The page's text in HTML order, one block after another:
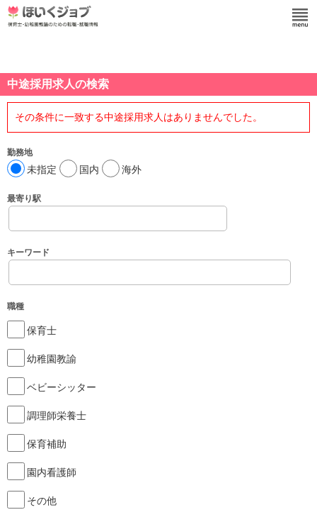
中途採用求人の検索
その条件に一致する中途採用求人はありませんでした。
勤務地
未指定 国内 海外
最寄り駅
キーワード
職種
保育士
幼稚園教諭
ベビーシッター
調理師栄養士
保育補助
園内看護師
その他